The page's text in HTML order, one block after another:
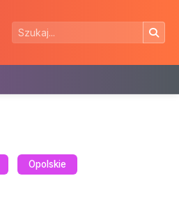
Opolskie